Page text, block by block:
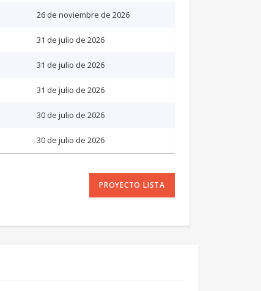
26 de noviembre de 2026
31 de julio de 2026
31 de julio de 2026
31 de julio de 2026
30 de julio de 2026
30 de julio de 2026
PROYECTO LISTA